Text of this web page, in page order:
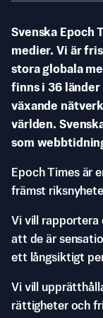
Svenska Epoch
medier. Vi är
stora globala
finns i 36 länder
växande
världen.
som
Epoch Times är
främst
Vi vill rapportera
att de är
ett långsiktigt
Vi vill
rättigheter och